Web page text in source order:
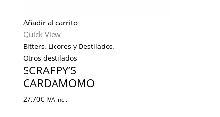
Añadir al carrito
Quick View
Bitters, Licores y Destilados,
Otros destilados
SCRAPPY’S
CARDAMOMO
27,70€ IVA incl.